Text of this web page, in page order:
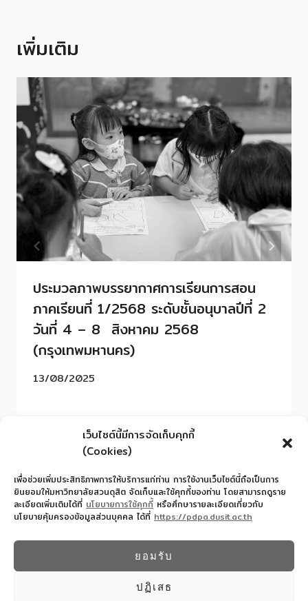
เว็บไซต์นี้มีการจัดเก็บคุกกี้
(Cookies)
เพื่อช่วยเพิ่มประสิทธิภาพการให้บริการแก่ท่าน การใช้งานเว็บไซต์นี้ถือเป็นการ
ยินยอมให้มหาวิทยาลัยสวนดุสิต จัดเก็บและใช้คุกกี้ของท่าน โดยสามารถดูราย
ละเอียดเพิ่มเติมได้ที่ นโยบายการใช้คุกกี้ หรือศึกษารายละเอียดเกี่ยวกับ
นโยบายคุ้มครองข้อมูลส่วนบุคคล ได้ที่ https://pdpa.dusit.ac.th
ยอมรับ
ปฏิเสธ
เพิ่มเติม
ประมวลภาพบรรยากาศการเรียนการสอน
ภาคเรียนที่ 1/2568 ระดับชั้นอนุบาลปีที่ 2
วันที่ 4 – 8 สิงหาคม 2568
(กรุงเทพมหานคร)
13/08/2025
022445587
© 2026 โรงเรียนสาธิตละอออุทิศ - WordPress
Theme byKadence WP